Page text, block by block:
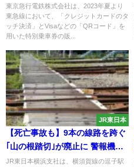
したチケットサービスの実証実
験を2023年夏より開始
東京急行電鉄株式会社は、2023年夏より
東急線において、「クレジットカードのタ
ッチ決済」とVisaなどの「QRコード」を
用いた特別乗車券の販...
JR東日本
【死亡事故も】9本の線路を跨ぐ
｢山の根踏切｣が廃止に 警報機や
遮断機がなく危険
JR東日本横浜支社は、横須賀線の逗子駅